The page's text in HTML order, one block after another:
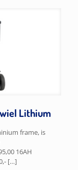
wiel Lithium
frame, is
16AH
[…]